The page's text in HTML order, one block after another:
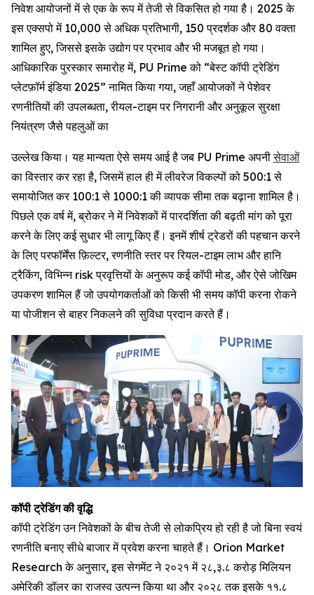
निवेश आयोजनों में से एक के रूप में तेजी से विकसित हो गया है। 2025 के
इस एक्सपो में 10,000 से अधिक प्रतिभागी, 150 प्रदर्शक और 80 वक्ता
शामिल हुए, जिससे इसके उद्योग पर प्रभाव और भी मजबूत हो गया।
आधिकारिक पुरस्कार समारोह में, PU Prime को “बेस्ट कॉपी ट्रेडिंग
प्लेटफ़ॉर्म इंडिया 2025” नामित किया गया, जहाँ आयोजकों ने पेशेवर
रणनीतियों की उपलब्धता, रीयल-टाइम पर निगरानी और अनुकूल सुरक्षा
नियंत्रण जैसे पहलुओं का
उल्लेख किया। यह मान्यता ऐसे समय आई है जब PU Prime अपनीसेवाओं
का विस्तार कर रहा है, जिसमें हाल ही में लीवरेज विकल्पों को 500:1 से
समायोजित कर 100:1 से 1000:1 की व्यापक सीमा तक बढ़ाना शामिल है।
पिछले एक वर्ष में, ब्रोकर ने में निवेशकों में पारदर्शिता की बढ़ती मांग को पूरा
करने के लिए कई सुधार भी लागू किए हैं। इनमें शीर्ष ट्रेडरों की पहचान करने
के लिए परफॉर्मेंस फ़िल्टर, रणनीति स्तर पर रियल-टाइम लाभ और हानि
ट्रैकिंग, विभिन्न risk प्रवृत्तियों के अनुरूप कई कॉपी मोड, और ऐसे जोखिम
उपकरण शामिल हैं जो उपयोगकर्ताओं को किसी भी समय कॉपी करना रोकने
या पोजीशन से बाहर निकलने की सुविधा प्रदान करते हैं।
कॉपी ट्रेडिंग की वृद्धि
कॉपी ट्रेडिंग उन निवेशकों के बीच तेजी से लोकप्रिय हो रही है जो बिना स्वयं
रणनीति बनाए सीधे बाजार में प्रवेश करना चाहते हैं। Orion Market
Research के अनुसार, इस सेगमेंट ने २०२१ में २८,३.८ करोड़ मिलियन
अमेरिकी डॉलर का राजस्व उत्पन्न किया था और २०२८ तक इसके ११.८